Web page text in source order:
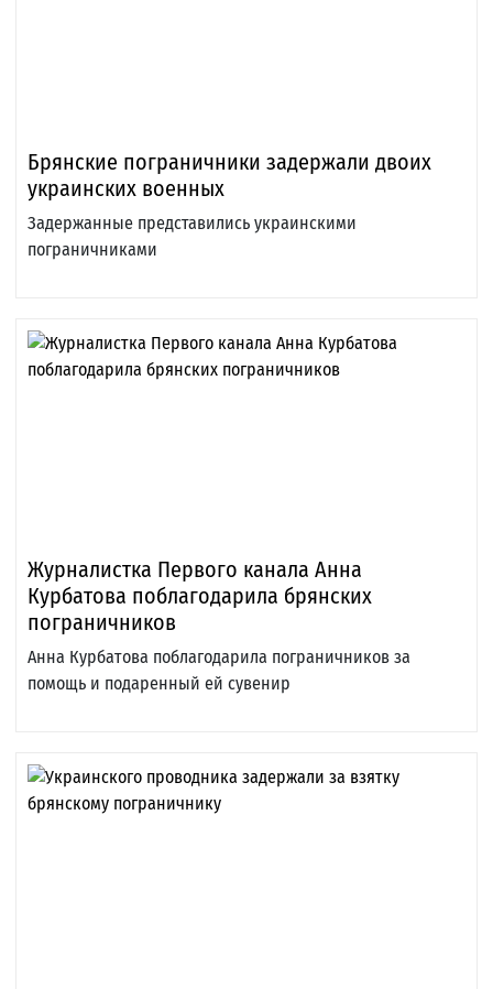
Брянские пограничники задержали двоих
украинских военных
Задержанные представились украинскими
пограничниками
Журналистка Первого канала Анна
Курбатова поблагодарила брянских
пограничников
Анна Курбатова поблагодарила пограничников за
помощь и подаренный ей сувенир